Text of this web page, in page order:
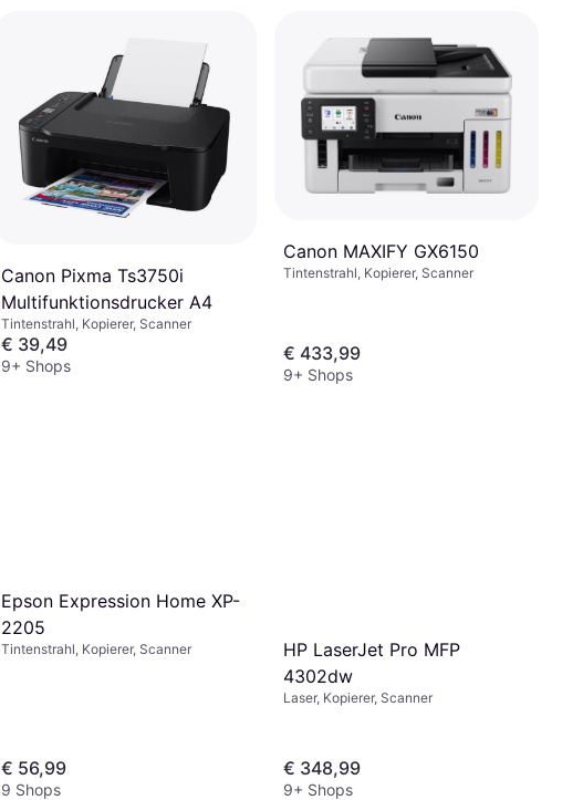
Canon Pixma Ts3750i
Multifunktionsdrucker A4
Tintenstrahl, Kopierer, Scanner
€ 39,49
9+ Shops
Canon MAXIFY GX6150
Tintenstrahl, Kopierer, Scanner
€ 433,99
9+ Shops
Epson Expression Home XP-
2205
Tintenstrahl, Kopierer, Scanner
€ 56,99
9 Shops
HP LaserJet Pro MFP
4302dw
Laser, Kopierer, Scanner
€ 348,99
9+ Shops